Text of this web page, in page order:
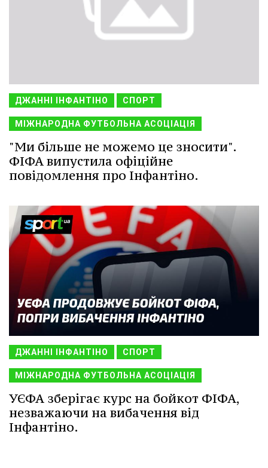
ДЖАННІ ІНФАНТІНО СПОРТ
МІЖНАРОДНА ФУТБОЛЬНА АСОЦІАЦІЯ
"Ми більше не можемо це зносити".
ФІФА випустила офіційне
повідомлення про Інфантіно.
ДЖАННІ ІНФАНТІНО СПОРТ
МІЖНАРОДНА ФУТБОЛЬНА АСОЦІАЦІЯ
УЄФА зберігає курс на бойкот ФІФА,
незважаючи на вибачення від
Інфантіно.